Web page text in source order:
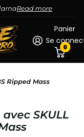
Read more
Se
Panier
0
Ripped Mass
SKULL